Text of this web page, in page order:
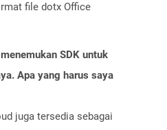
file dotx Office
SDK untuk
Apa yang harus saya
juga tersedia sebagai